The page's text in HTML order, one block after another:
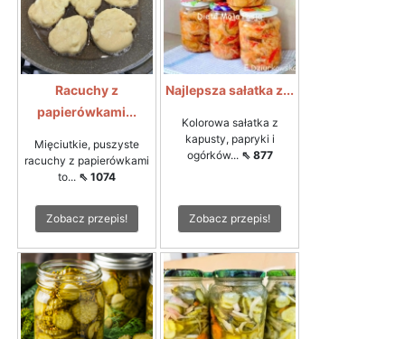
Racuchy z
papierówkami...
Mięciutkie, puszyste
racuchy z papierówkami
to... ⇖ 1074
Zobacz przepis!
Najlepsza sałatka z...
Kolorowa sałatka z
kapusty, papryki i
ogórków... ⇖ 877
Zobacz przepis!